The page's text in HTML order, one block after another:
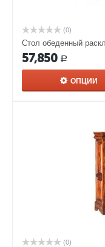
(0)
Стол обеденный
57,850 Р
ОПЦИИ
(0)